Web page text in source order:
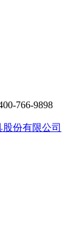
766-9898